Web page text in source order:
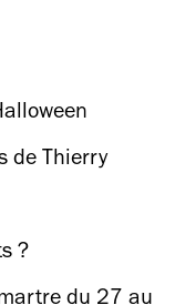
de Thierry
?
du 27 au